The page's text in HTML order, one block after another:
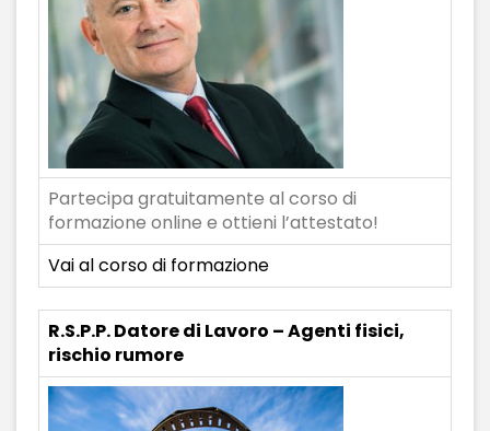
Partecipa gratuitamente al corso di
formazione online e ottieni l’attestato!
Vai al corso di formazione
R.S.P.P. Datore di Lavoro – Agenti fisici,
rischio rumore